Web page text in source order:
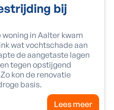
bij
woning in Aalter kwam
wat vochtschade aan
de aangetaste lagen
tegen opstijgend
kon de renovatie
basis.
Lees meer